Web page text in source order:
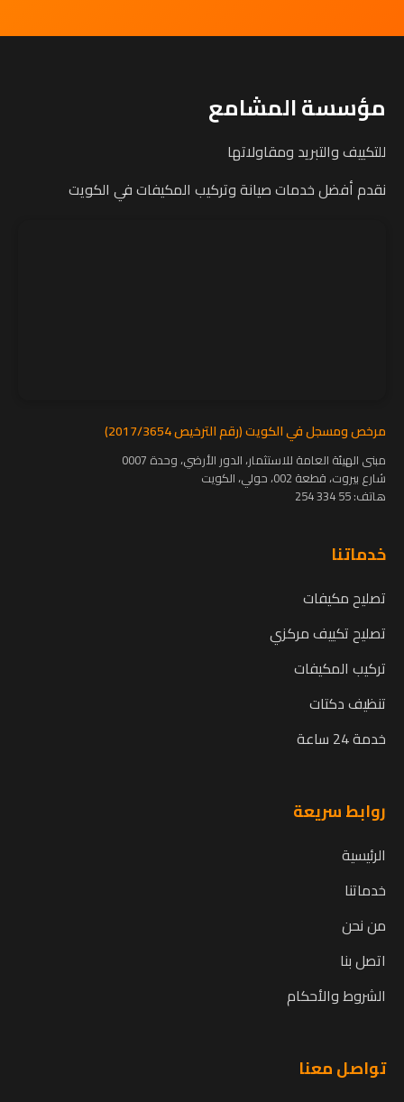
مؤسسة المشامع
للتكييف والتبريد ومقاولاتها
نقدم أفضل خدمات صيانة وتركيب المكيفات في الكويت
مرخص ومسجل في الكويت (رقم الترخيص 2017/3654)
مبنى الهيئة العامة للاستثمار، الدور الأرضي، وحدة 0007
شارع بيروت، قطعة 002، حولي، الكويت
هاتف:55 334 254
خدماتنا
تصليح مكيفات
تصليح تكييف مركزي
تركيب المكيفات
تنظيف دكتات
خدمة 24 ساعة
روابط سريعة
الرئيسية
خدماتنا
من نحن
اتصل بنا
الشروط والأحكام
تواصل معنا